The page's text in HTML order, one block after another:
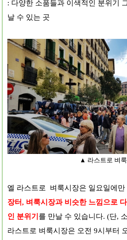
: 다양한 소품들과 이색적인 분위기
날 수 있는 곳
▲ 라스트로 벼
엘 라스트로 벼룩시장은 일요일에만
장터, 벼룩시장과 비슷한 느낌으로
인 분위기 를 만날 수 있습니다. (단,
라스트로 벼룩시장은 오전 9시부터